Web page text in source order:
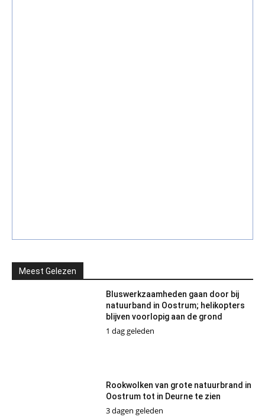
Meest Gelezen
Bluswerkzaamheden gaan door bij
natuurband in Oostrum; helikopters
blijven voorlopig aan de grond
1 dag geleden
Rookwolken van grote natuurbrand in
Oostrum tot in Deurne te zien
3 dagen geleden